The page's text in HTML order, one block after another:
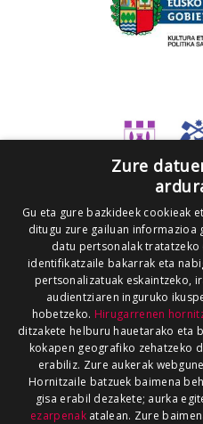
Zure
Gu eta gure bazkideek cookieak
ditugu zure gailuan informazioa
datu pertsonalak
identifikatzaile bakarrak eta
pertsonalizatuak eskaintzeko,
audientziaren inguruko
hobetzeko. Hirugarrenen
ditzakete helburu hauetarako eta
kokapen geografiko zehatzeko
erabiliz. Zure aukerak
Hornitzaile batzuek baimena
gisa erabil dezakete; aurka
ezarpenakatalean. Zure